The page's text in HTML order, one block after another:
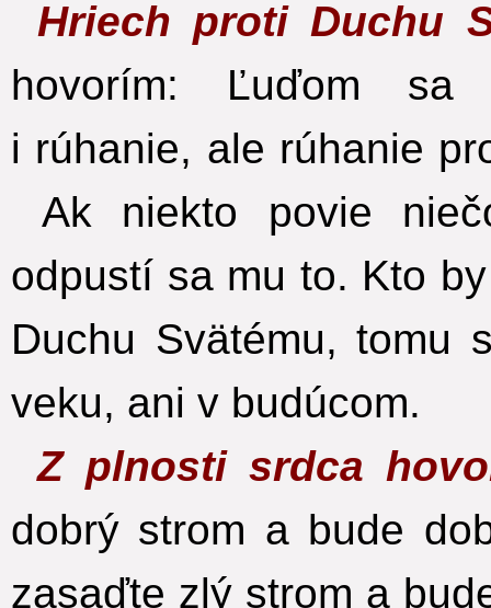
Hriech proti Duchu
hovorím: Ľuďom sa
i rúhanie, ale rúhanie
Ak niekto povie
odpustí sa mu to. Kto
Duchu Svätému, tomu
veku, ani v budúcom.
Z plnosti srdca
dobrý strom a bude
zasaďte zlý strom a